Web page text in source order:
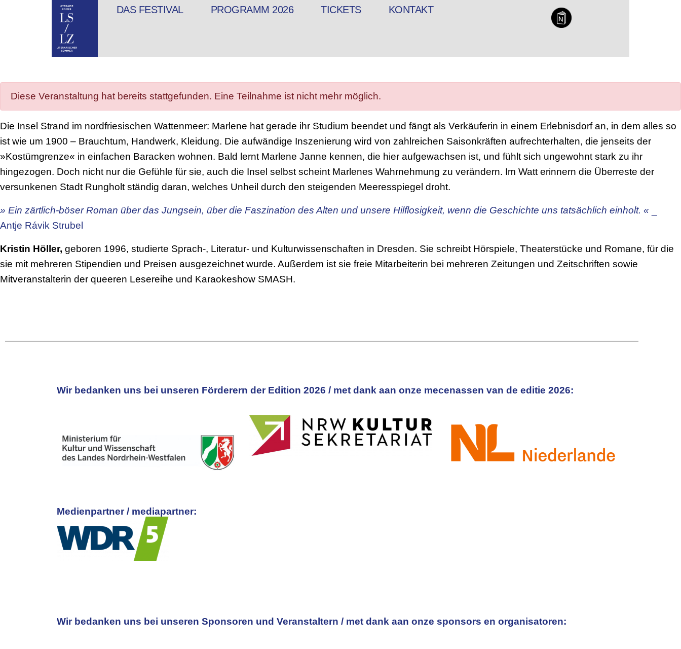
DAS FESTIVAL PROGRAMM 2026 TICKETS KONTAKT NL
Diese Veranstaltung hat bereits stattgefunden. Eine Teilnahme ist nicht mehr möglich.
Die Insel Strand im nordfriesischen Wattenmeer: Marlene hat gerade ihr Studium beendet und fängt als Verkäuferin in einem Erlebnisdorf an, in dem alles so
ist wie um 1900 – Brauchtum, Handwerk, Kleidung. Die aufwändige Inszenierung wird von zahlreichen Saisonkräften aufrechterhalten, die jenseits der
»Kostümgrenze« in einfachen Baracken wohnen. Bald lernt Marlene Janne kennen, die hier aufgewachsen ist, und fühlt sich ungewohnt stark zu ihr
hingezogen. Doch nicht nur die Gefühle für sie, auch die Insel selbst scheint Marlenes Wahrnehmung zu verändern. Im Watt erinnern die Überreste der
versunkenen Stadt Rungholt ständig daran, welches Unheil durch den steigenden Meeresspiegel droht.
» Ein zärtlich-böser Roman über das Jungsein, über die Faszination des Alten und unsere Hilflosigkeit, wenn die Geschichte uns tatsächlich einholt. «
Antje Rávik Strubel
Kristin Höller, geboren 1996, studierte Sprach-, Literatur- und Kulturwissenschaften in Dresden. Sie schreibt Hörspiele, Theaterstücke und Romane, für die
sie mit mehreren Stipendien und Preisen ausgezeichnet wurde. Außerdem ist sie freie Mitarbeiterin bei mehreren Zeitungen und Zeitschriften sowie
Mitveranstalterin der queeren Lesereihe und Karaokeshow SMASH.
Wir bedanken uns bei unseren Förderern der Edition 2026 / met dank aan onze mecenassen van de editie 2026:
Medienpartner / mediapartner:
Wir bedanken uns bei unseren Sponsoren und Veranstaltern / met dank aan onze sponsors en organisatoren: